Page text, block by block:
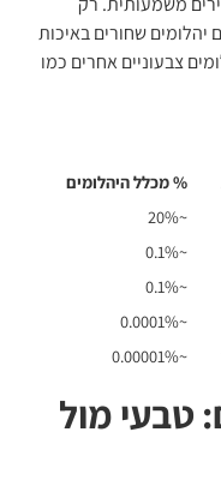
יהלומים שחורים באיכות
צבעוניים אחרים כמו
% מכלל היהלומים
~20%
~0.1%
~0.1%
~0.0001%
~0.00001%
טבעי מול